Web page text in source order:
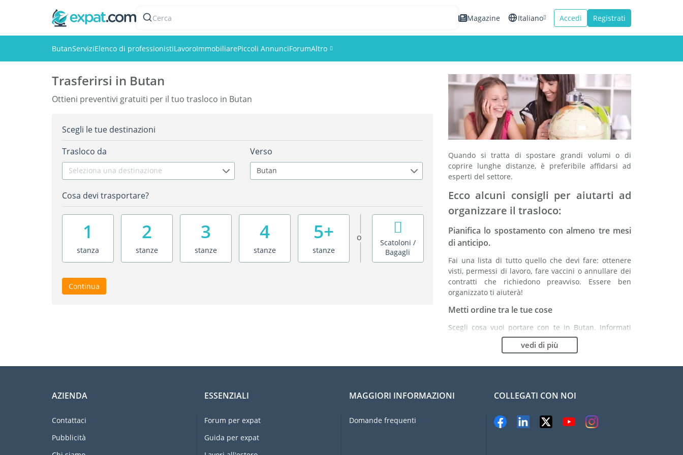
Cerca Magazine Italiano
Français
Accedi Registrati
ButanServiziElenco di professionistiLavoroImmobiliarePiccoli AnnunciForumAltro
Trasferirsi in Butan
Ottieni preventivi gratuiti per il tuo trasloco in Butan
Scegli le tue destinazioni
Trasloco da
Seleziona una destinazione
Verso
Butan
Cosa devi trasportare?
1
stanza
2
stanze
3
stanze
4
stanze
5+
stanze
O
Scatoloni /
Bagagli
Continua
Quando si tratta di spostare grandi volumi o di
coprire lunghe distanze, è preferibile affidarsi ad
esperti del settore.
Ecco alcuni consigli per aiutarti ad
organizzare il trasloco:
Pianifica lo spostamento con almeno tre mesi
di anticipo.
Fai una lista di tutto quello che devi fare: ottenere
visti, permessi di lavoro, fare vaccini o annullare dei
contratti che richiedono preavviso. Essere ben
organizzato ti aiuterà!
Metti ordine tra le tue cose
Scegli cosa vuoi portare con te in Butan. Informati
bene: potrebbe essere più vantaggioso comprare
Scegli la compagnia di traslochi più adatta ad
Organismi indipendenti come la FIDI ti aiutano nella
Previeni il rischio di danni
vedi di più
AZIENDA
Contattaci
Pubblicità
ESSENZIALI
Forum per expat
Guida per expat
MAGGIORI INFORMAZIONI
Domande frequenti
COLLEGATI CON NOI